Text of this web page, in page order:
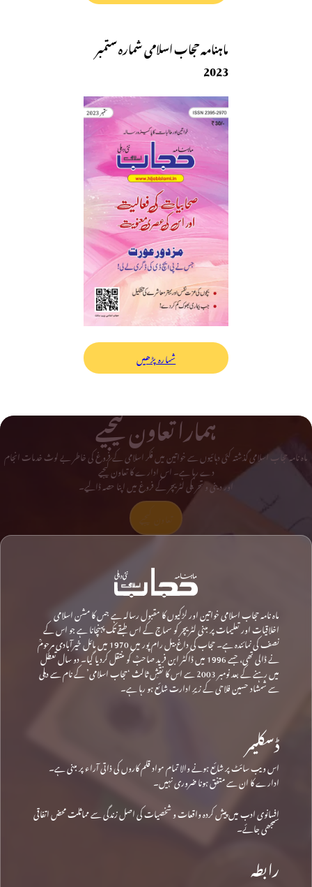
ماہنامہ حجاب اسلامی شمارہ ستمبر
2023
شمارہ پڑھیں
ہمارا تعاون کیجیے
ماہ نامہ حجاب اسلامی گذشتہ کئی دہائیوں سے خواتین میں فکر اسلامی کے فروغ کی خاطر بے لوث خدمات انجام
دے رہا ہے۔ اس ادارے کا تعاون کیجیے
اور دینی و تحریکی لٹریچر کے فروغ میں اپنا حصہ ڈالیے۔
ماہ نامہ حجاب اسلامی خواتین اور لڑکیوں کا مقبول رسالہ ہے جس کا مشن اسلامی
اخلاقیات اور تعلیمات پر مبنی لٹریچر کو سماج کے اس طبقے تک پہنچانا ہے جو اس کے
نصف کی نمائندہ ہے۔ حجاب کی داغ بیل رام پور میں 1970 میں مائل خیرآبادی مرحومؒ
نے ڈالی تھی، جسے 1996 میں ڈاکٹر ابن فرید صاحبؒ کو منتقل کردیا گیا۔ دو سال تعطل
میں رہنے کے بعد نومبر 2003 سے اس کا نقشِ ثالث ‘حجاب اسلامی’ کے نام سے دہلی
سے شمشاد حسین فلاحی کے زیرِ ادارت شائع ہو رہا ہے۔
ڈسکلیمر
اس ویب سائٹ پر شائع ہونے والا تمام مواد قلم کاروں کی ذاتی آراء پر مبنی ہے۔
ادارے کا ان سے متفق ہونا ضروری نہیں۔
افسانوی ادب میں پیش کردہ واقعات و شخصیات کی اصل زندگی سے مماثلت محض اتفاقی
سمجھی جائے۔
رابطہ